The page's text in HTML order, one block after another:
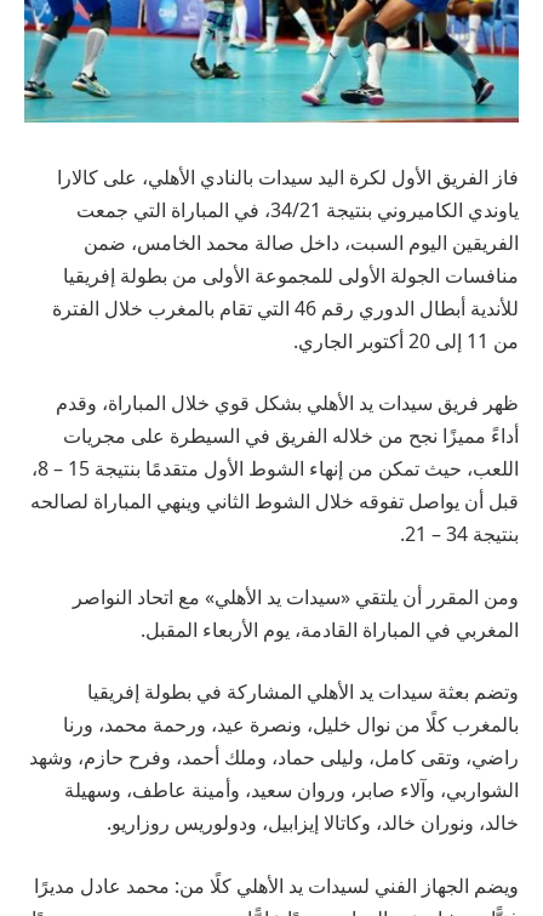
فاز الفريق الأول لكرة اليد سيدات بالنادي الأهلي، على كالارا
ياوندي الكاميروني بنتيجة 34/21، في المباراة التي جمعت
الفريقين اليوم السبت، داخل صالة محمد الخامس، ضمن
منافسات الجولة الأولى للمجموعة الأولى من بطولة إفريقيا
للأندية أبطال الدوري رقم 46 التي تقام بالمغرب خلال الفترة
من 11 إلى 20 أكتوبر الجاري.
ظهر فريق سيدات يد الأهلي بشكل قوي خلال المباراة، وقدم
أداءً مميزًا نجح من خلاله الفريق في السيطرة على مجريات
اللعب، حيث تمكن من إنهاء الشوط الأول متقدمًا بنتيجة 15 – 8،
قبل أن يواصل تفوقه خلال الشوط الثاني وينهي المباراة لصالحه
بنتيجة 34 – 21.
ومن المقرر أن يلتقي «سيدات يد الأهلي» مع اتحاد النواصر
المغربي في المباراة القادمة، يوم الأربعاء المقبل.
وتضم بعثة سيدات يد الأهلي المشاركة في بطولة إفريقيا
بالمغرب كلًا من نوال خليل، ونصرة عيد، ورحمة محمد، ورنا
راضي، وتقى كامل، وليلى حماد، وملك أحمد، وفرح حازم، وشهد
الشواربي، وآلاء صابر، وروان سعيد، وأمينة عاطف، وسهيلة
خالد، ونوران خالد، وكاتالا إيزابيل، ودولوريس روزاريو.
ويضم الجهاز الفني لسيدات يد الأهلي كلًا من: محمد عادل مديرًا